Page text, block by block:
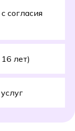
согласия
лет)